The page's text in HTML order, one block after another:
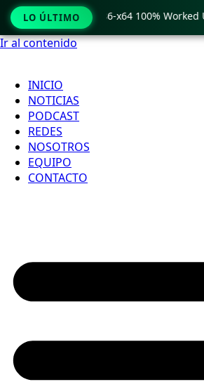
Ir al contenido
INICIO
NOTICIAS
PODCAST
REDES
NOSOTROS
EQUIPO
CONTACTO
LO ÚLTIMO
11 x86-x64 100% Worked Unlimited